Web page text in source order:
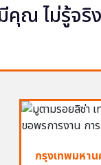
คุณ ไม่รู้จริ
กรุงเทพมหา